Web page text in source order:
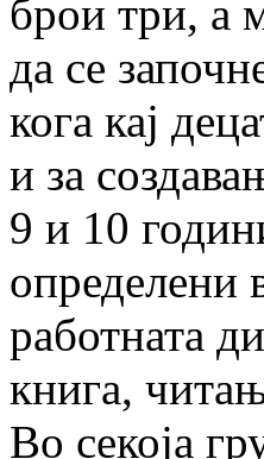
брои три, а
да се
кога кај
и за
9 и 10
определени
работната
книга,
Во секоја